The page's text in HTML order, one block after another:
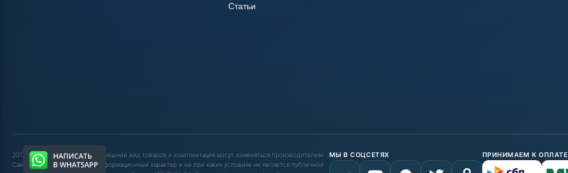
Статьи
2017-2025 © ООО "ШОП АВД". Внешний вид товаров и комплектация могут изменяться производителем.
Сайт носит исключительно информационный характер и ни при каких условиях не является публичной
МЫ В СОЦСЕТЯХ ПРИНИМАЕМ К ОПЛАТЕ